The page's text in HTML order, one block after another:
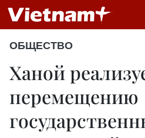
ОБЩЕСТВО
Ханой
перемещению